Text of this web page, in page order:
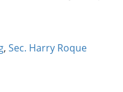
, Sec. Harry Roque